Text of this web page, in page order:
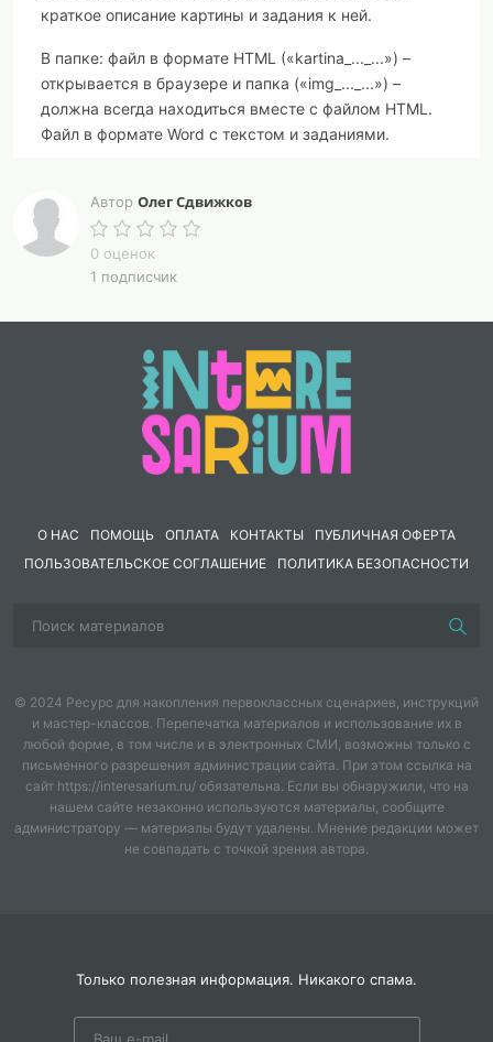
краткое описание картины и задания к ней.
В папке: файл в формате HTML («kartina_..._...») –
открывается в браузере и папка («img_..._...») –
должна всегда находиться вместе с файлом HTML.
Файл в формате Word с текстом и заданиями.
Автор Олег Сдвижков
0 оценок
1 подписчик
О НАС ПОМОЩЬ ОПЛАТА КОНТАКТЫ
ПУБЛИЧНАЯ ОФЕРТА
ПОЛЬЗОВАТЕЛЬСКОЕ СОГЛАШЕНИЕ
ПОЛИТИКА БЕЗОПАСНОСТИ
© 2024 Ресурс для накопления первоклассных сценариев, инструкций
и мастер-классов. Перепечатка материалов и использование их в
любой форме, в том числе и в электронных СМИ, возможны только с
письменного разрешения администрации сайта. При этом ссылка на
сайт https://interesarium.ru/ обязательна. Если вы обнаружили, что на
нашем сайте незаконно используются материалы, сообщите
администратору — материалы будут удалены. Мнение редакции может
не совпадать с точкой зрения автора.
Только полезная информация. Никакого спама.